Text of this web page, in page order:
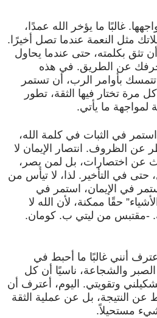
غالبًا ما يؤخر الله عمدًا،
مثل النعمة عندما تصل أخيرًا.
تثق بكلمته، حتى عندما يحاول
عن الطريق. في هذه
بأوامر الرب، أن تستمر
مرة تختار فيها الثقة، تطور
لمواجهة ما يأتي.
في الثبات في كلمة الله،
عن الظروف. انتصار الإيمان لا
عن اختصارات، بل لمن يصر،
حتى في التأخير. لذا، لا تيأس من
في الإيمان، استمر في
حقًا ممكنة، لأن الله لا
-مقتبس من ليتي ب. كومان.
أنني غالبًا ما أحبط في
الصبر والشجاعة، ناسيًا أن كل
وتقويتي. اليوم، أعترف أن
عن النتيجة، بل عن عملية الثقة
مستحيلاً.